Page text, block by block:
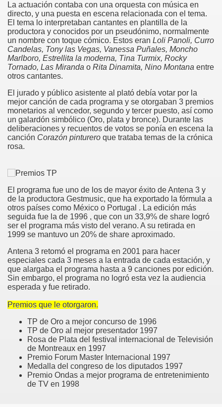
La actuación contaba con una orquesta con música en
directo, y una puesta en escena relacionada con el tema.
El tema lo interpretaban cantantes en plantilla de la
productora y conocidos por un pseudónimo, normalmente
un nombre con toque cómico. Estos eran Loli Panoli, Curro
Candelas, Tony las Vegas, Vanessa Puñales, Moncho
Marlboro, Estrellita la moderna, Tina Turmix, Rocky
Tornado, Las Miranda o Rita Dinamita, Nino Montana entre
otros cantantes.
El jurado y público asistente al plató debía votar por la
mejor canción de cada programa y se otorgaban 3 premios
monetarios al vencedor, segundo y tercer puesto, así como
un galardón simbólico (Oro, plata y bronce). Durante las
deliberaciones y recuentos de votos se ponía en escena la
canción Corazón pinturero que trataba temas de la crónica
rosa.
El programa fue uno de los de mayor éxito de Antena 3 y
de la productora Gestmusic, que ha exportado la fórmula a
otros países como México o Portugal . La edición más
seguida fue la de 1996 , que con un 33,9% de share logró
ser el programa más visto del verano. A su retirada en
1999 se mantuvo un 20% de share aproximado.
Antena 3 retomó el programa en 2001 para hacer
especiales cada 3 meses a la entrada de cada estación, y
que alargaba el programa hasta a 9 canciones por edición.
Sin embargo, el programa no logró esta vez la audiencia
esperada y fue retirado.
Premios que le otorgaron.
TP de Oro a mejor concurso de 1996
TP de Oro al mejor presentador 1997
Rosa de Plata del festival internacional de Televisión
de Montreaux en 1997
Premio Forum Master Internacional 1997
Medalla del congreso de los diputados 1997
Premio Ondas a mejor programa de entretenimiento
de TV en 1998